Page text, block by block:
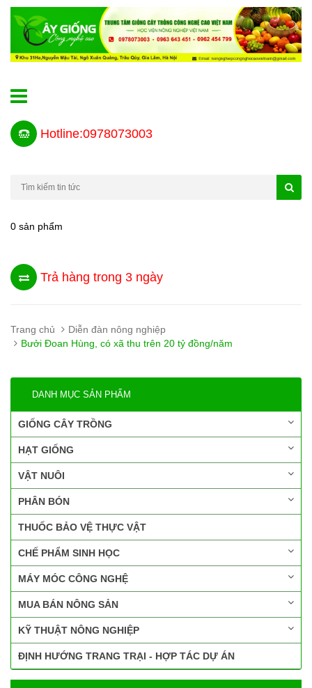
Hotline:0978073003
0 sản phẩm
Trả hàng trong 3 ngày
Trang chủ
Diễn đàn nông nghiệp
Bưởi Đoan Hùng, có xã thu trên 20 tỷ đồng/năm
DANH MỤC SẢN PHẨM
GIỐNG CÂY TRỒNG
HẠT GIỐNG
VẬT NUÔI
PHÂN BÓN
THUỐC BẢO VỆ THỰC VẬT
CHẾ PHẨM SINH HỌC
MÁY MÓC CÔNG NGHỆ
MUA BÁN NÔNG SẢN
KỸ THUẬT NÔNG NGHIỆP
ĐỊNH HƯỚNG TRANG TRẠI - HỢP TÁC DỰ ÁN